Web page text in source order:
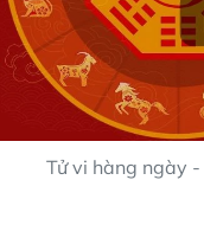
Tử vi hàng ngày -